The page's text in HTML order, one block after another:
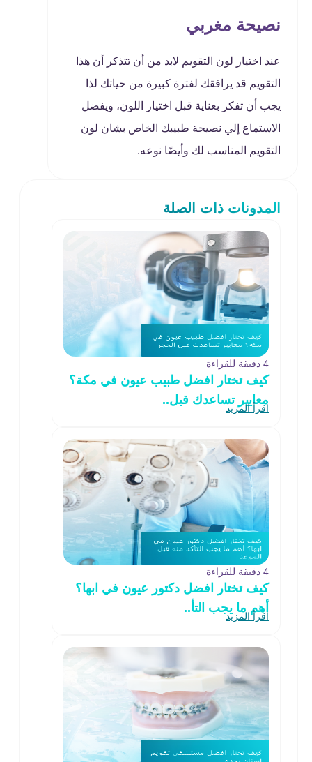
نصيحة مغربي
عند اختيار لون التقويم لابد من أن تتذكر أن هذا
التقويم قد يرافقك لفترة كبيرة من حياتك لذا
يجب أن تفكر بعناية قبل اختيار اللون، ويفضل
الاستماع إلي نصيحة طبيبك الخاص بشان لون
التقويم المناسب لك وأيضًا نوعه.
المدونات ذات الصلة
4 دقيقة للقراءة
كيف تختار افضل طبيب عيون في مكة؟
معايير تساعدك قبل..
اقرأ المزيد
4 دقيقة للقراءة
كيف تختار افضل دكتور عيون في ابها؟
أهم ما يجب التأ..
اقرأ المزيد